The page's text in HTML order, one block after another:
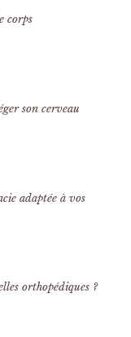
corps
son cerveau
adaptée à vos
orthopédiques ?